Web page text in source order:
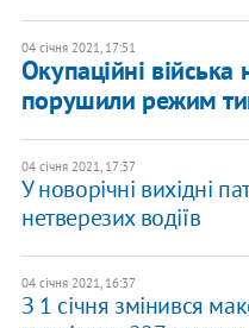
04 січня 2021, 17:51
Окупаційні війська
порушили режим
04 січня 2021, 17:37
У новорічні вихідні
нетверезих водіїв
04 січня 2021, 16:37
З 1 січня змінився